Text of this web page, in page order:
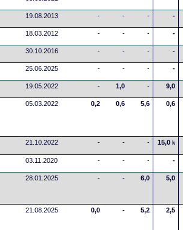
19.08.2013 - - - -
18.03.2012 - - - -
30.10.2016 - - - -
25.06.2025 - - - -
19.05.2022 - 1,0 - 9,0
05.03.2022 0,2 0,6 5,6 0,6
21.10.2022 - - - 15,0 k
03.11.2020 - - - -
28.01.2025 - - 6,0 5,0
21.08.2025 0,0 - 5,2 2,5